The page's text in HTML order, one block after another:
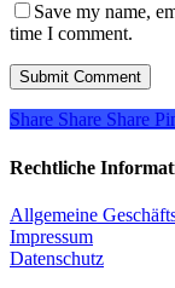
Save my name,
time I comment.
Share
Share Share Share
Rechtliche
Allgemeine
Impressum
Datenschutz